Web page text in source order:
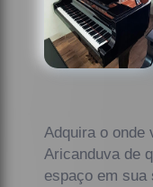
Adquira o onde
Aricanduva de
espaço em sua